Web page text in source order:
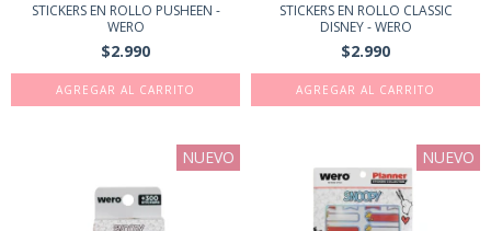
STICKERS EN ROLLO PUSHEEN -
WERO
$2.990
STICKERS EN ROLLO CLASSIC
DISNEY - WERO
$2.990
NUEVO NUEVO